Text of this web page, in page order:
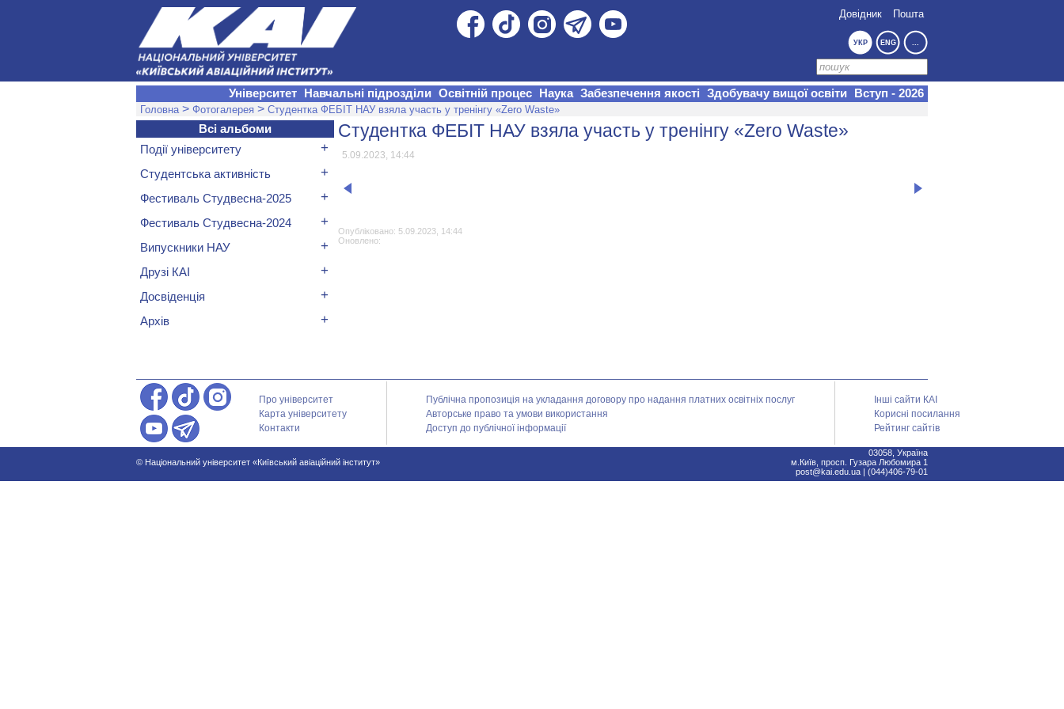
Довідник Пошта
УКР ENG ...
Університет Навчальні підрозділи Освітній процес Наука Забезпечення якості Здобувачу вищої освіти Вступ - 2026
Головна > Фотогалерея > Студентка ФЕБІТ НАУ взяла участь у тренінгу «Zero Waste»
Студентка ФЕБІТ НАУ взяла участь у тренінгу «Zero Waste»
5.09.2023, 14:44
Опубліковано: 5.09.2023, 14:44
Оновлено:
Всі альбоми
Події університету
+
Студентська активність +
Фестиваль Студвесна-2025 +
Фестиваль Студвесна-2024 +
Випускники НАУ +
Друзі КАІ +
Досвіденція +
Архів +
Про університет
Карта університету
Контакти
Публічна пропозиція на укладання договору про надання платних освітніх послуг
Авторське право та умови використання
Доступ до публічної інформації
Інші сайти КАІ
Корисні посилання
Рейтинг сайтів
© Національний університет «Київський авіаційний інститут»
03058, Україна
м.Київ, просп. Гузара Любомира 1
post@kai.edu.ua | (044)406-79-01